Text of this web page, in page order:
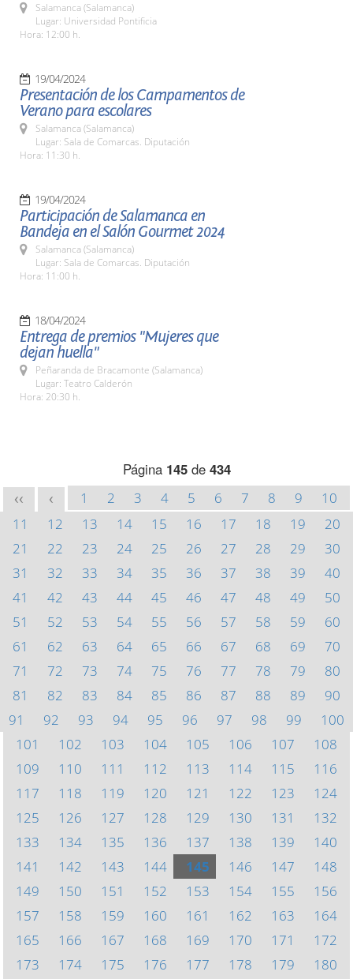
Salamanca (Salamanca)
Lugar: Universidad Pontificia
Hora: 12:00 h.
19/04/2024
Presentación de los Campamentos de
Verano para escolares
Salamanca (Salamanca)
Lugar: Sala de Comarcas. Diputación
Hora: 11:30 h.
19/04/2024
Participación de Salamanca en
Bandeja en el Salón Gourmet 2024
Salamanca (Salamanca)
Lugar: Sala de Comarcas. Diputación
Hora: 11:00 h.
18/04/2024
Entrega de premios "Mujeres que
dejan huella"
Peñaranda de Bracamonte (Salamanca)
Lugar: Teatro Calderón
Hora: 20:30 h.
Página 145de 434
<< < 1 2 3 4 5 6 7 8 9
10
11
12 13 14 15 16 17 18 19
20
21
22 23 24 25 26 27 28 29
30
31
32 33 34 35 36 37 38 39
40
41
42 43 44 45 46 47 48 49
50
51
52 53 54 55 56 57 58 59
60
61
62 63 64 65 66 67 68 69
70
71
72 73 74 75 76 77 78 79
80
81
82 83 84 85 86 87 88 89
90
91
92 93 94 95 96 97 98 99
100
101
102 103 104 105 106 107
108
109
110 111 112 113 114 115
116
117
118 119 120 121 122 123
124
125
126 127 128 129 130 131
132
133
134 135 136 137 138 139
140
141
142 143 144 145 146 147
148
149
150 151 152 153 154 155
156
157
158 159 160 161 162 163
164
165
166 167 168 169 170 171
172
173
174 175 176 177 178 179
180